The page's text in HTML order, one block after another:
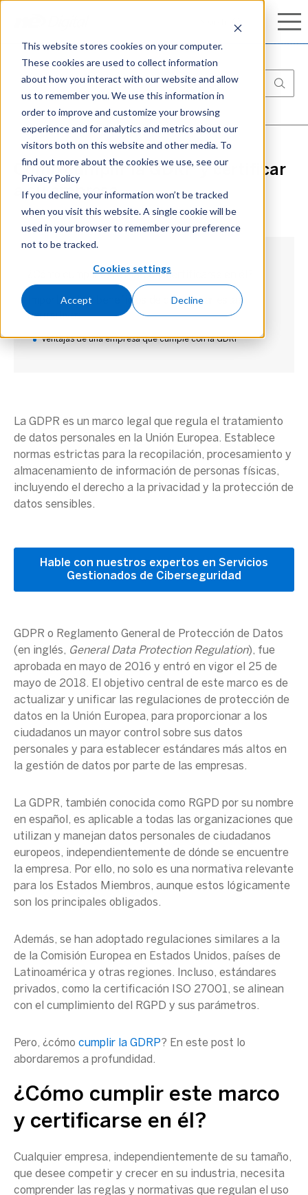
This website stores cookies on your computer.
These cookies are used to collect information
about how you interact with our website and allow
us to remember you. We use this information in
order to improve and customize your browsing
experience and for analytics and metrics about our
visitors both on this website and other media. To
find out more about the cookies we use, see our
Privacy Policy
If you decline, your information won’t be tracked
when you visit this website. A single cookie will be
used in your browser to remember your preference
not to be tracked.
Cookies settings
Accept Decline
Aprenda más
Cómo cumplir la GDRP y certificar
a su empresa
¿Cómo cumplir este marco y certificarse en él?
Importancia y beneficios de considerar estas
normativas
Ventajas de una empresa que cumple con la GDRP
La GDPR es un marco legal que regula el tratamiento
de datos personales en la Unión Europea. Establece
normas estrictas para la recopilación, procesamiento y
almacenamiento de información de personas físicas,
incluyendo el derecho a la privacidad y la protección de
datos sensibles.
Hable con nuestros expertos en Servicios
Gestionados de Ciberseguridad
GDPR o Reglamento General de Protección de Datos
(en inglés, General Data Protection Regulation), fue
aprobada en mayo de 2016 y entró en vigor el 25 de
mayo de 2018. El objetivo central de este marco es de
actualizar y unificar las regulaciones de protección de
datos en la Unión Europea, para proporcionar a los
ciudadanos un mayor control sobre sus datos
personales y para establecer estándares más altos en
la gestión de datos por parte de las empresas.
La GDPR, también conocida como RGPD por su nombre
en español, es aplicable a todas las organizaciones que
utilizan y manejan datos personales de ciudadanos
europeos, independientemente de dónde se encuentre
la empresa. Por ello, no solo es una normativa relevante
para los Estados Miembros, aunque estos lógicamente
son los principales obligados.
Además, se han adoptado regulaciones similares a la
de la Comisión Europea en Estados Unidos, países de
Latinoamérica y otras regiones. Incluso, estándares
privados, como la certificación ISO 27001, se alinean
con el cumplimiento del RGPD y sus parámetros.
Pero, ¿cómo cumplir la GDRP? En este post lo
abordaremos a profundidad.
¿Cómo cumplir este marco
y certificarse en él?
Cualquier empresa, independientemente de su tamaño,
que desee competir y crecer en su industria, necesita
comprender las reglas y normativas que regulan el uso